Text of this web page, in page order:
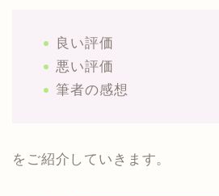
良い評価
悪い評価
筆者の感想
をご紹介していきます。